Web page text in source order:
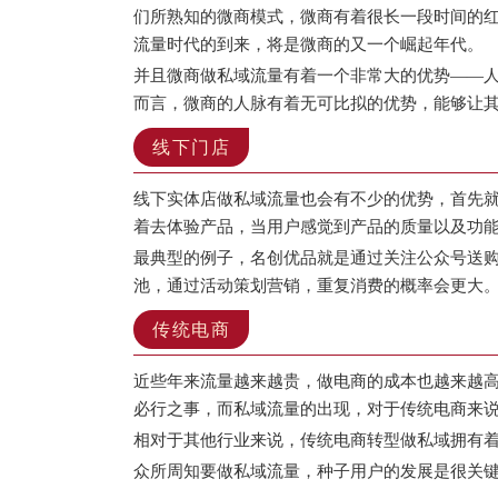
们所熟知的微商模式，微商有着很长一段时间的
流量时代的到来，将是微商的又一个崛起年代。
并且微商做私域流量有着一个非常大的优势——
而言，微商的人脉有着无可比拟的优势，能够让
线下门店
线下实体店做私域流量也会有不少的优势，首先
着去体验产品，当用户感觉到产品的质量以及功
最典型的例子，名创优品就是通过关注公众号送
池，通过活动策划营销，重复消费的概率会更大。
传统电商
近些年来流量越来越贵，做电商的成本也越来越
必行之事，而私域流量的出现，对于传统电商来
相对于其他行业来说，传统电商转型做私域拥有
众所周知要做私域流量，种子用户的发展是很关